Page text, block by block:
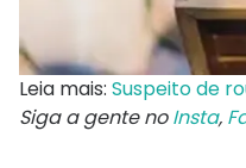
Leia mais: Suspeito de
Siga a gente noInsta,